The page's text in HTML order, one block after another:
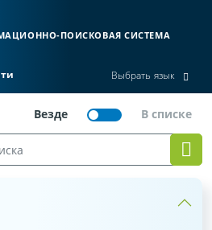
ПОИСКОВАЯ СИСТЕМА
Выбрать язык